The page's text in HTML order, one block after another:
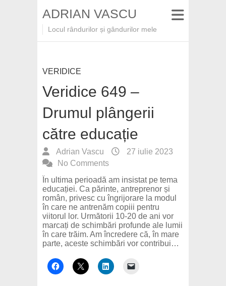
ADRIAN VASCU
Locul rândurilor și gândurilor mele
VERIDICE
Veridice 649 –
Drumul plângerii
către educație
Adrian Vascu
27 iulie 2023
No Comments
În ultima perioadă am insistat pe tema
educației. Ca părinte, antreprenor și
român, privesc cu îngrijorare la modul
în care ne antrenăm copiii pentru
viitorul lor. Următorii 10-20 de ani vor
marcați de schimbări profunde ale lumii
în care trăim. Am încredere că, în mare
parte, aceste schimbări vor contribui…